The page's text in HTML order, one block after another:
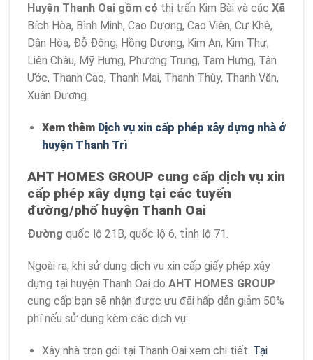
Huyện Thanh Oai gồm có thị trấn Kim Bài và các Xã
Bích Hòa, Bình Minh, Cao Dương, Cao Viên, Cự Khê,
Dân Hòa, Đỗ Động, Hồng Dương, Kim An, Kim Thư,
Liên Châu, Mỹ Hưng, Phương Trung, Tam Hưng, Tân
Ước, Thanh Cao, Thanh Mai, Thanh Thùy, Thanh Văn,
Xuân Dương.
Xem thêm Dịch vụ xin cấp phép xây dựng nhà ở
huyện Thanh Trì
AHT HOMES GROUP cung cấp dịch vụ xin
cấp phép xây dựng tại các tuyến
đường/phố huyện Thanh Oai
Đường quốc lộ 21B, quốc lộ 6, tỉnh lộ 71.
Ngoài ra, khi sử dụng dịch vụ xin cấp giấy phép xây
dựng tại huyện Thanh Oai do AHT HOMES GROUP
cung cấp bạn sẽ nhận được ưu đãi hấp dẫn giảm 50%
phí nếu sử dụng kèm các dịch vụ:
Xây nhà trọn gói tại Thanh Oai xem chi tiết. Tại